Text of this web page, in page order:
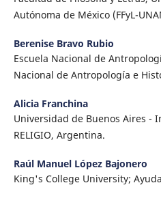
Autónoma de México (FFyL-
Berenise Bravo Rubio
Escuela Nacional de
Nacional de Antropología e
Alicia Franchina
Universidad de Buenos Aires -
RELIGIO, Argentina.
Raúl Manuel López Bajonero
King's College University;